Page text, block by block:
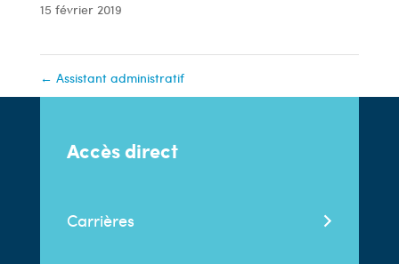
15 février 2019
← Assistant administratif
Accès direct
Carrières